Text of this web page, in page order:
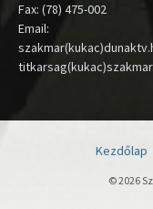
Fax: (78) 475-002
Email:
Kezdőlap
© 2026